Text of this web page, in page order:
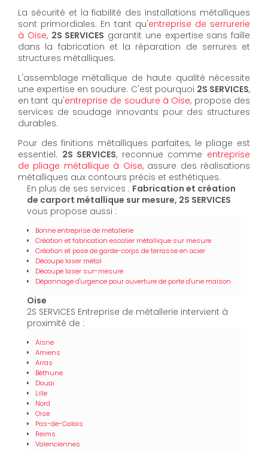
La sécurité et la fiabilité des installations métalliques
sont primordiales. En tant qu'entreprise de serrurerie
à Oise, 2S SERVICES garantit une expertise sans faille
dans la fabrication et la réparation de serrures et
structures métalliques.
L'assemblage métallique de haute qualité nécessite
une expertise en soudure. C'est pourquoi 2S SERVICES,
en tant qu'entreprise de soudure à Oise, propose des
services de soudage innovants pour des structures
durables.
Pour des finitions métalliques parfaites, le pliage est
essentiel. 2S SERVICES, reconnue comme entreprise
de pliage métallique à Oise, assure des réalisations
métalliques aux contours précis et esthétiques.
En plus de ses services : Fabrication et création
de carport métallique sur mesure, 2S SERVICES
vous propose aussi :
Bonne entreprise de métallerie
Création et fabrication escalier métallique sur mesure
Création et pose de garde-corps de terrasse en acier
Découpe laser métal
Découpe laser sur-mesure
Dépannage d'urgence pour ouverture de porte d'une maison
Oise
2S SERVICES Entreprise de métallerie intervient à
proximité de :
Aisne
Amiens
Arras
Béthune
Douai
Lille
Nord
Oise
Pas-de-Calais
Reims
Valenciennes